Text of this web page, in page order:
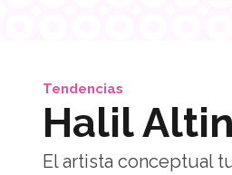
Tendencias
Halil
El artista conceptual